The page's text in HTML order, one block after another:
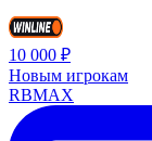
10 000 ₽
Новым игрокам
RBMAX